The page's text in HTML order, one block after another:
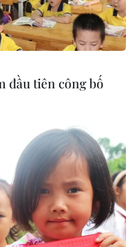
chuyển tiếp
sự chuyển tiếp Sudan,
Burhan cam kết
tại Sudan sẽ kéo dài tối
đầu tiên công bố